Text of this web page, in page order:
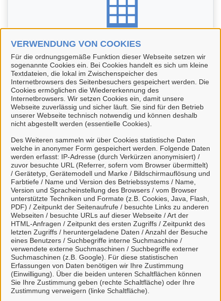
VERWENDUNG VON COOKIES
Für die ordnungsgemäße Funktion dieser Webseite setzen wir
sogenannte Cookies ein. Bei Cookies handelt es sich um kleine
Textdateien, die lokal im Zwischenspeicher des
Internetbrowsers des Seitenbesuchers gespeichert werden. Die
Cookies ermöglichen die Wiedererkennung des
Internetbrowsers. Wir setzen Cookies ein, damit unsere
Webseite zuverlässig und sicher läuft. Sie sind für den Betrieb
unserer Webseite technisch notwendig und können deshalb
nicht abgestellt werden (essentielle Cookies).
Des Weiteren sammeln wir über Cookies statistische Daten
welche in anonymer Form gespeichert werden. Folgende Daten
werden erfasst: IP-Adresse (durch Verkürzen anonymisiert) /
zuvor besuchte URL (Referrer, sofern vom Browser übermittelt)
/ Gerätetyp, Gerätemodell und Marke / Bildschirmauflösung und
Farbtiefe / Name und Version des Betriebssystems / Name,
Version und Spracheinstellung des Browsers / vom Browser
unterstützte Techniken und Formate (z.B. Cookies, Java, Flash,
PDF) / Zeitpunkt der Seitenaufrufe / besuchte Links zu anderen
Webseiten / besuchte URLs auf dieser Webseite / Art der
HTML-Anfragen / Zeitpunkt des ersten Zugriffs / Zeitpunkt des
letzten Zugriffs / heruntergeladene Daten / Anzahl der Besuche
eines Benutzers / Suchbegriffe interne Suchmaschine /
verwendete externe Suchmaschinen / Suchbegriffe externer
Suchmaschinen (z.B. Google). Für diese statistischen
Erfassungen von Daten benötigen wir Ihre Zustimmung
(Einwilligung). Über die beiden unteren Schaltflächen können
Sie Ihre Zustimmung geben (rechte Schaltfläche) oder Ihre
Zustimmung verweigern (linke Schaltfläche).
GEWERBEANMELDUNG
EHEURKUNDE
MELDEBESCHEINIGUNG (ERWEITERT)